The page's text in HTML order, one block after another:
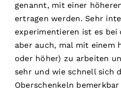
genannt, mit einer
ertragen werden. Sehr
experimentieren ist es bei
aber auch, mal mit einem
oder höher) zu arbeiten
sehr und wie schnell sich
Oberschenkeln